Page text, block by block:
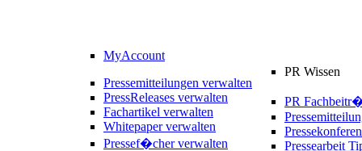
MyAccount
Pressemitteilungen verwalten
PressReleases verwalten
Fachartikel verwalten
Whitepaper verwalten
Pressef�cher verwalten
PR Wissen
PR
Pressearbeit